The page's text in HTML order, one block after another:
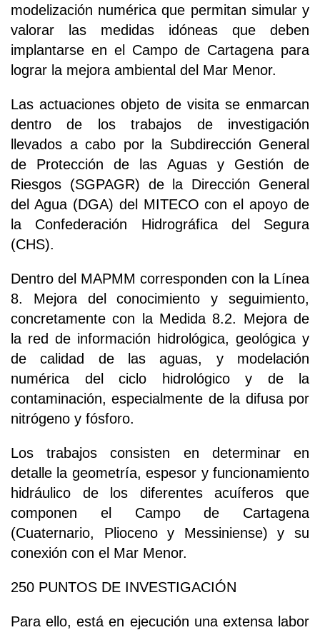
modelización numérica que permitan simular y
valorar las medidas idóneas que deben
implantarse en el Campo de Cartagena para
lograr la mejora ambiental del Mar Menor.
Las actuaciones objeto de visita se enmarcan
dentro de los trabajos de investigación
llevados a cabo por la Subdirección General
de Protección de las Aguas y Gestión de
Riesgos (SGPAGR) de la Dirección General
del Agua (DGA) del MITECO con el apoyo de
la Confederación Hidrográfica del Segura
(CHS).
Dentro del MAPMM corresponden con la Línea
8. Mejora del conocimiento y seguimiento,
concretamente con la Medida 8.2. Mejora de
la red de información hidrológica, geológica y
de calidad de las aguas, y modelación
numérica del ciclo hidrológico y de la
contaminación, especialmente de la difusa por
nitrógeno y fósforo.
Los trabajos consisten en determinar en
detalle la geometría, espesor y funcionamiento
hidráulico de los diferentes acuíferos que
componen el Campo de Cartagena
(Cuaternario, Plioceno y Messiniense) y su
conexión con el Mar Menor.
250 PUNTOS DE INVESTIGACIÓN
Para ello, está en ejecución una extensa labor